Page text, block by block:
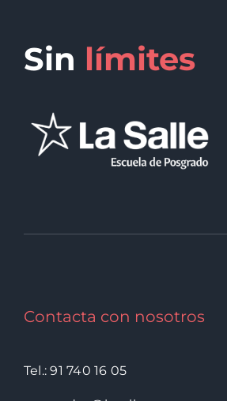
Sin límites
Contacta con nosotros
Tel.: 91 740 16 05